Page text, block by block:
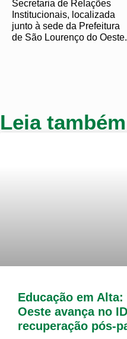
Secretaria de Relações
Institucionais, localizada
junto à sede da Prefeitura
de São Lourenço do Oeste.
Leia também
Educação em
Oeste avança no
recuperação pós-